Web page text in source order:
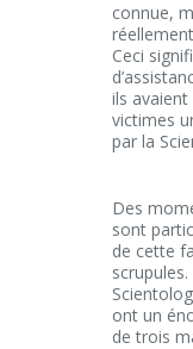
connue,
Ceci
ils avaient
victimes
par la
Des
sont
de cette
ont un
de trois